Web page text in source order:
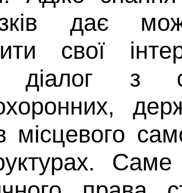
дає
свої
діалог з
місцевого